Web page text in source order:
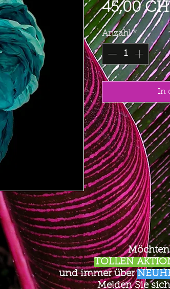
45,00
Anzahl *
In
TOLLEN
und immer über
Melden Sie